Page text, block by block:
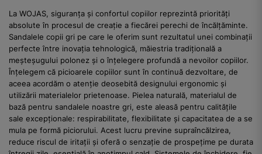
La WOJAS, siguranța și confortul copiilor reprezintă priorități
absolute în procesul de creație a fiecărei perechi de încălțăminte.
Sandalele copii gri pe care le oferim sunt rezultatul unei combinații
perfecte între inovația tehnologică, măiestria tradițională a
meșteșugului polonez și o înțelegere profundă a nevoilor copiilor.
Înțelegem că picioarele copiilor sunt în continuă dezvoltare, de
aceea acordăm o atenție deosebită designului ergonomic și
utilizării materialelor prietenoase. Pielea naturală, materialul de
bază pentru sandalele noastre gri, este aleasă pentru calitățile
sale excepționale: respirabilitate, flexibilitate și capacitatea de a se
mula pe formă piciorului. Acest lucru previne supraîncălzirea,
reduce riscul de iritații și oferă o senzație de prospețime pe durata